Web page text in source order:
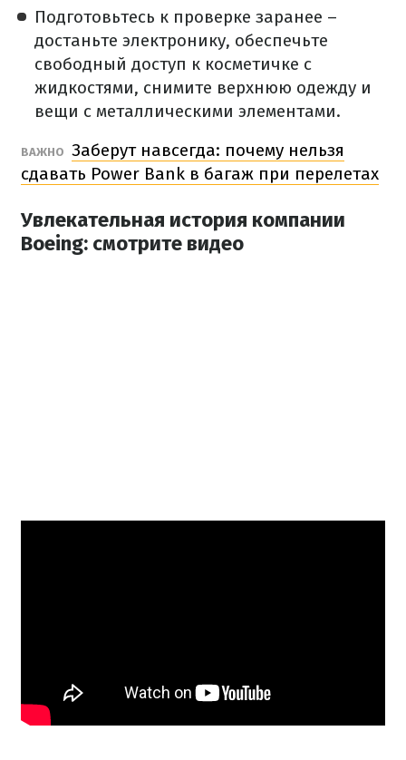
Подготовьтесь к проверке заранее –
достаньте электронику, обеспечьте
свободный доступ к косметичке с
жидкостями, снимите верхнюю одежду и
вещи с металлическими элементами.
ВАЖНО Заберут навсегда: почему нельзя
сдавать Power Bank в багаж при перелетах
Увлекательная история компании
Boeing: смотрите видео